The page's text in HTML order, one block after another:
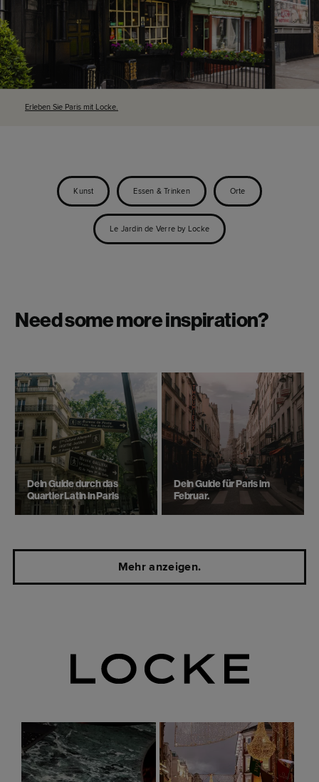
Erleben Sie Paris mit Locke.
Kunst Essen & Trinken Orte
Le Jardin de Verre by Locke
Need some more inspiration?
Dein Guide durch das
Quartier Latin in Paris
Dein Guide für Paris im
Februar.
Mehr anzeigen.